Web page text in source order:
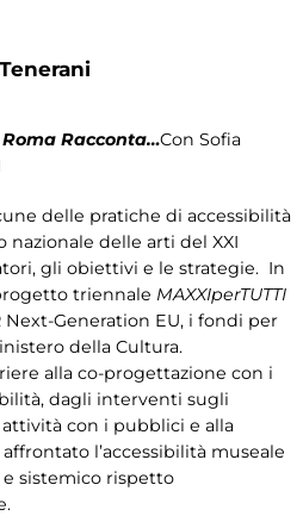
Roma Racconta…Con Sofia
delle pratiche di accessibilità
nazionale delle arti del XXI
gli obiettivi e le strategie. In
triennale MAXXIperTUTTI
Generation EU, i fondi per
della Cultura.
alla co-progettazione con i
dagli interventi sugli
con i pubblici e alla
l’accessibilità museale
sistemico rispetto